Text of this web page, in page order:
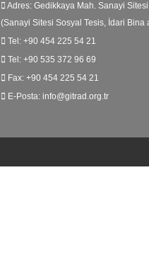
Adres: Gedikkaya Mah. Sanayi
(Sanayi Sitesi Sosyal Tesis, İdari Bina
Tel: +90 454 225 54 21
Tel: +90 535 372 96 69
Fax: +90 454 225 54 21
E-Posta: info@gitrad.org.tr